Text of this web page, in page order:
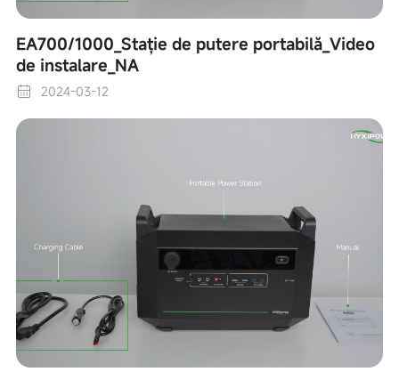
EA700/1000_Stație de putere portabilă_Video
de instalare_NA
2024-03-12